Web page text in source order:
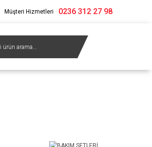
Müşteri Hizmetleri 0236 312 27 98